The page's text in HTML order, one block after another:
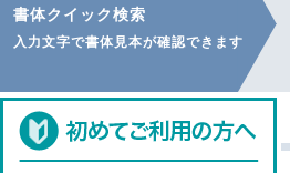
書体クイック検索
入力文字で書体見本が確認できます